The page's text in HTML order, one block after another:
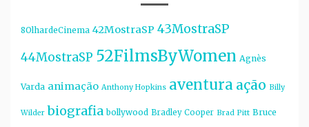
8OlhardeCinema 42MostraSP 43MostraSP
44MostraSP 52FilmsByWomen Agnès
Varda animação Anthony Hopkins aventura ação Billy
Wilder biografia bollywood Bradley Cooper Brad Pitt Bruce